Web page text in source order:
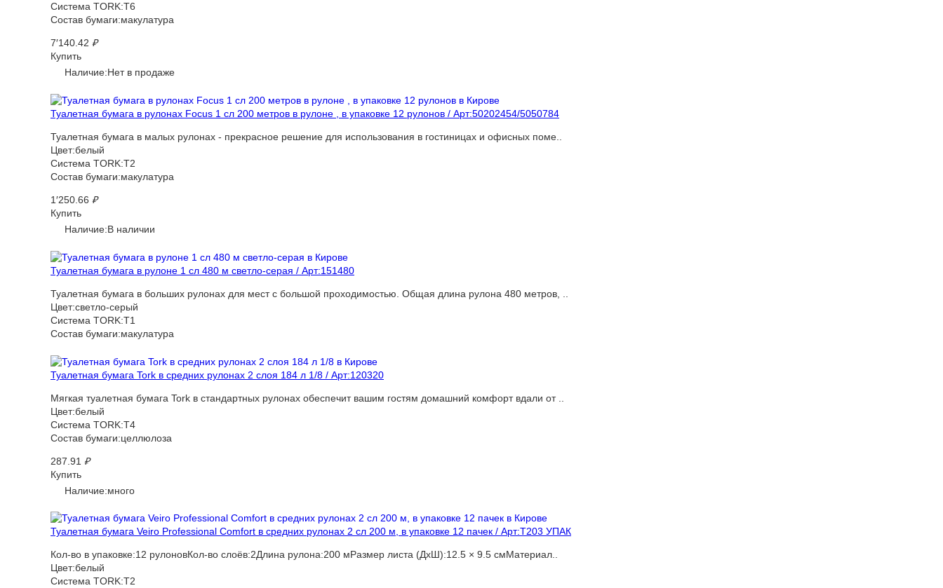
Система TORK:T6
Состав бумаги:макулатура
7′140.42 ₽
Купить
Наличие:Нет в продаже
Туалетная бумага в рулонах Focus 1 сл 200 метров в рулоне , в упаковке 12 рулонов / Арт:50202454/5050784
Туалетная бумага в малых рулонах - прекрасное решение для использования в гостиницах и офисных поме..
Цвет:белый
Система TORK:T2
Состав бумаги:макулатура
1′250.66 ₽
Купить
Наличие:В наличии
Туалетная бумага в рулоне 1 сл 480 м светло-серая / Арт:151480
Туалетная бумага в больших рулонах для мест с большой проходимостью. Общая длина рулона 480 метров, ..
Цвет:светло-серый
Система TORK:T1
Состав бумаги:макулатура
Туалетная бумага Tork в средних рулонах 2 слоя 184 л 1/8 / Арт:120320
Мягкая туалетная бумага Tork в стандартных рулонах обеспечит вашим гостям домашний комфорт вдали от ..
Цвет:белый
Система TORK:T4
Состав бумаги:целлюлоза
287.91 ₽
Купить
Наличие:много
Туалетная бумага Veiro Professional Comfort в средних рулонах 2 сл 200 м, в упаковке 12 пачек / Арт:Т203 УПАК
Кол-во в упаковке:12 рулоновКол-во слоёв:2Длина рулона:200 мРазмер листа (ДхШ):12.5 × 9.5 смМатериал..
Цвет:белый
Система TORK:T2